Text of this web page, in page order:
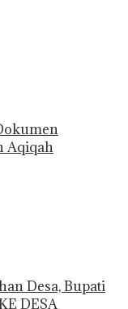
Aqiqah
Desa, Bupati
DESA